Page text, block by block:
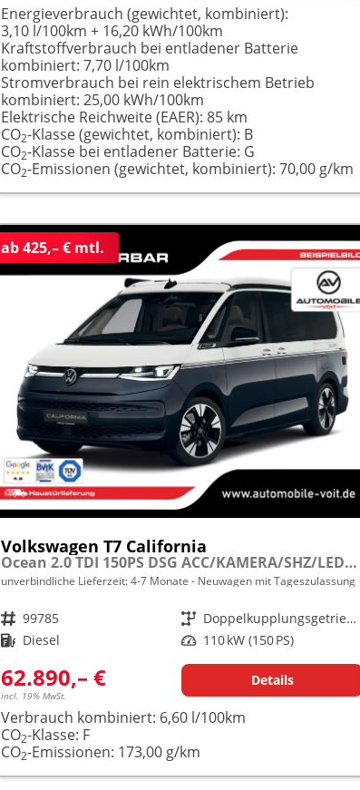
Energieverbrauch (gewichtet, kombiniert):
3,10 l/100km + 16,20 kWh/100km
Kraftstoffverbrauch bei entladener Batterie
kombiniert:7,70 l/100km
Stromverbrauch bei rein elektrischem Betrieb
kombiniert: 25,00 kWh/100km
Elektrische Reichweite (EAER): 85 km
CO2-Klasse (gewichtet, kombiniert): B
CO2-Klasse bei entladener Batterie: G
CO2-Emissionen (gewichtet, kombiniert):70,00 g/km
ab 425,– € mtl.
Volkswagen T7 California
Ocean 2.0 TDI 150PS DSG ACC/KAMERA/SHZ/LED/3Z.KLIMA frei konfigurierbar!
unverbindliche Lieferzeit: 4-7 Monate Neuwagen mit Tageszulassung
Fahrzeugnr. 99785 Getriebe
Doppelkupplungsgetriebe (DSG)
Kraftstoff Diesel Leistung 110 kW (150 PS)
62.890,– €
incl. 19% MwSt.
Details
Verbrauch kombiniert: 6,60 l/100km
CO2-Klasse: F
CO2-Emissionen: 173,00 g/km